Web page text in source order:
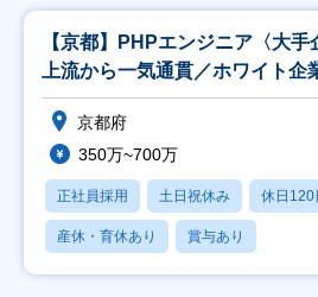
【京都】PHPエンジニア〈大
上流から一気通貫／ホワイト企
京都府
350万~700万
正社員採用 土日祝休み 休日120
産休・育休あり 賞与あり